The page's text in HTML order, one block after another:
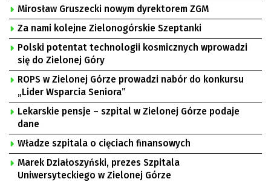
Mirosław Gruszecki nowym dyrektorem ZGM
Za nami kolejne Zielonogórskie Szeptanki
Polski potentat technologii kosmicznych wprowadzi
się do Zielonej Góry
ROPS w Zielonej Górze prowadzi nabór do konkursu
„Lider Wsparcia Seniora”
Lekarskie pensje – szpital w Zielonej Górze podaje
dane
Władze szpitala o cięciach finansowych
Marek Działoszyński, prezes Szpitala
Uniwersyteckiego w Zielonej Górze